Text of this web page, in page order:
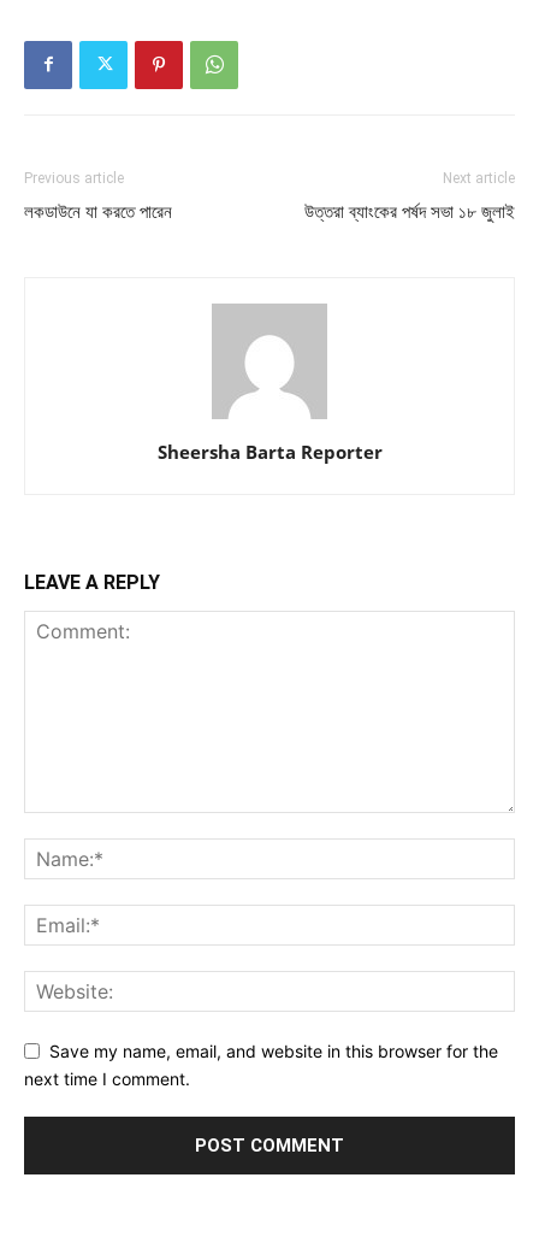
Previous article
লকডাউনে যা করতে পারেন
Next article
উত্তরা ব্যাংকের পর্ষদ সভা ১৮ জুলাই
Sheersha Barta Reporter
LEAVE A REPLY
Save my name, email, and website in this browser for the
next time I comment.